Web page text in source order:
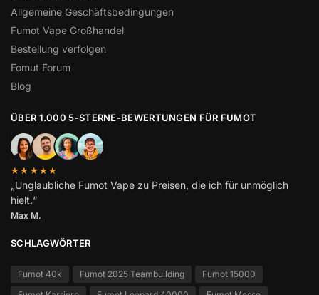
Allgemeine Geschäftsbedingungen
Fumot Vape Großhandel
Bestellung verfolgen
Fomut Forum
Blog
ÜBER 1.000 5-STERNE-BEWERTUNGEN FÜR FUMOT
★★★★★
„Unglaubliche Fumot Vape zu Preisen, die ich für unmöglich
hielt.“
Max M.
SCHLAGWÖRTER
Fumot 40k Fumot 2025 Teambuilding
Fumot 15000